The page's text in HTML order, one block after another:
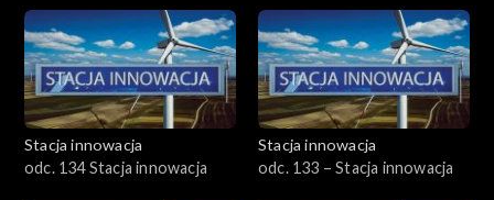
Stacja innowacja
odc. 134 Stacja innowacja
Stacja innowacja
odc. 133 – Stacja innowacja